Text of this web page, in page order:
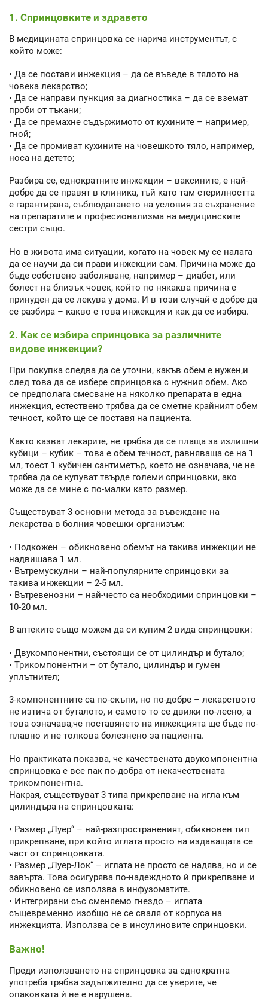
1. Спринцовките и здравето
В медицината спринцовка се нарича инструментът, с
който може:
• Да се постави инжекция – да се въведе в тялото на
човека лекарство;
• Да се направи пункция за диагностика – да се вземат
проби от тъкани;
• Да се премахне съдържимото от кухините – например,
гной;
• Да се промиват кухините на човешкото тяло, например,
носа на детето;
Разбира се, еднократните инжекции – ваксините, е най-
добре да се правят в клиника, тъй като там стерилността
е гарантирана, съблюдаването на условия за съхранение
на препаратите и професионализма на медицинските
сестри също.
Но в живота има ситуации, когато на човек му се налага
да се научи да си прави инжекции сам. Причина може да
бъде собствено заболяване, например – диабет, или
болест на близък човек, който по някаква причина е
принуден да се лекува у дома. И в този случай е добре да
се разбира – какво е това инжекция и как да се избира.
2. Как се избира спринцовка за различните
видове инжекции?
При покупка следва да се уточни, какъв обем е нужен,и
след това да се избере спринцовка с нужния обем. Ако
се предполага смесване на няколко препарата в една
инжекция, естествено трябва да се сметне крайният обем
течност, който ще се поставя на пациента.
Както казват лекарите, не трябва да се плаща за излишни
кубици – кубик – това е обем течност, равняваща се на 1
мл, тоест 1 кубичен сантиметър, което не означава, че не
трябва да се купуват твърде големи спринцовки, ако
може да се мине с по-малки като размер.
Съществуват 3 основни метода за въвеждане на
лекарства в болния човешки организъм:
• Подкожен – обикновено обемът на такива инжекции не
надвишава 1 мл.
• Вътремускулни – най-популярните спринцовки за
такива инжекции – 2-5 мл.
• Вътревенозни – най-често са необходими спринцовки –
10-20 мл.
В аптеките също можем да си купим 2 вида спринцовки:
• Двукомпонентни, състоящи се от цилиндър и бутало;
• Трикомпонентни – от бутало, цилиндър и гумен
уплътнител;
3-компонентните са по-скъпи, но по-добре – лекарството
не изтича от буталото, и самото то се движи по-лесно, а
това означава,че поставянето на инжекцията ще бъде по-
плавно и не толкова болезнено за пациента.
Но практиката показва, че качествената двукомпонентна
спринцовка е все пак по-добра от некачествената
трикомпонентна.
Накрая, съществуват 3 типа прикрепване на игла към
цилиндъра на спринцовката:
• Размер „Луер“ – най-разпространеният, обикновен тип
прикрепване, при който иглата просто на издаващата се
част от спринцовката.
• Размер „Луер-Лок“ – иглата не просто се надява, но и се
завърта. Това осигурява по-надеждното ѝ прикрепване и
обикновено се използва в инфузоматите.
• Интегрирани със сменяемо гнездо – иглата
същевременно изобщо не се сваля от корпуса на
инжекцията. Използва се в инсулиновите спринцовки.
Важно!
Преди използването на спринцовка за еднократна
употреба трябва задължително да се уверите, че
опаковката ѝ не е нарушена.